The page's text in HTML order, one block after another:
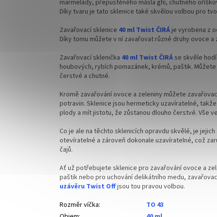
marmelády, přepustěného másla ghí, chutného
Díky tvaru je tato sklenice také skvělou volbou pro
Zavařovací sklenice 40 ml Twist ČIRÁ je vyrobena z
Díky tomu můžete v ní zavařovat různé druhy ovoce
Zavařovací sklenička 40 ml Twist ČIRÁ se skvěle
houbových, rybích pomazánek, krémů, paštik.
čerstvé a chutné.
Kromě zavařování ovoce a zeleniny můžete
potravin. Sklenice jsou hermeticky uzavíratelné,
plody a mít jistotu, že zůstanou dlouho čerstvé. Vše
Co je ale na těchto sklenicích opravdu skvělé, je jejich
otevíratelné a zároveň dokonale uzavíratelné, což
čajů.
Ať už potřebujete sklenice pro zavařování ovoce a
paštik nebo pro uchování delikátního medu,
uzávěru Twist Offjsou tou pravou volbou.
Rozměr víčka:
TO 43